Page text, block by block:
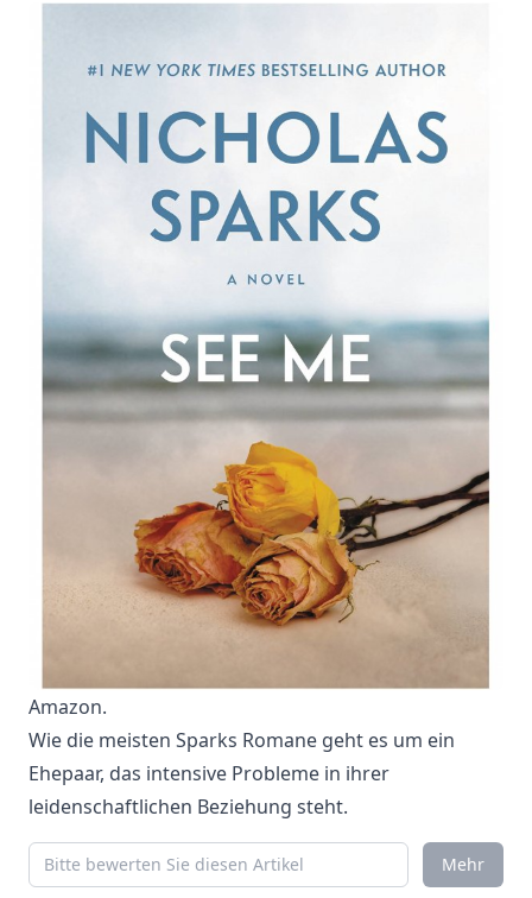
Amazon.
Wie die meisten Sparks Romane geht es um ein
Ehepaar, das intensive Probleme in ihrer
leidenschaftlichen Beziehung steht.
Mehr